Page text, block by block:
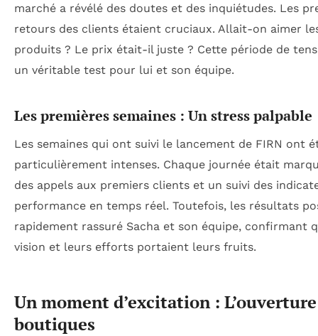
marché a révélé des doutes et des inquiétudes. Les
retours des clients étaient cruciaux. Allait-on aimer
produits ? Le prix était-il juste ? Cette période de
un véritable test pour lui et son équipe.
Les premières semaines : Un stress palpable
Les semaines qui ont suivi le lancement de FIRN ont
particulièrement intenses. Chaque journée était
des appels aux premiers clients et un suivi des
performance en temps réel. Toutefois, les résultats
rapidement rassuré Sacha et son équipe, confirmant
vision et leurs efforts portaient leurs fruits.
Un moment d’excitation :
boutiques